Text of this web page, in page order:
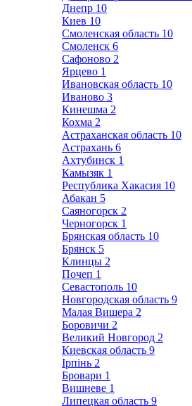
Днепр 10
Киев 10
Смоленская область 10
Смоленск 6
Сафоново 2
Ярцево 1
Ивановская область 10
Иваново 3
Кинешма 2
Кохма 2
Астраханская область 10
Астрахань 6
Ахтубинск 1
Камызяк 1
Республика Хакасия 10
Абакан 5
Саяногорск 2
Черногорск 1
Брянская область 10
Брянск 5
Клинцы 2
Почеп 1
Севастополь 10
Новгородская область 9
Малая Вишера 2
Боровичи 2
Великий Новгород 2
Киевская область 9
Ірпінь 2
Бровари 1
Вишневе 1
Липецкая область 9